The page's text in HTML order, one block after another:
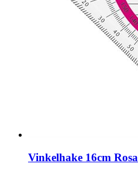
Vinkelhake 16cm Rosa